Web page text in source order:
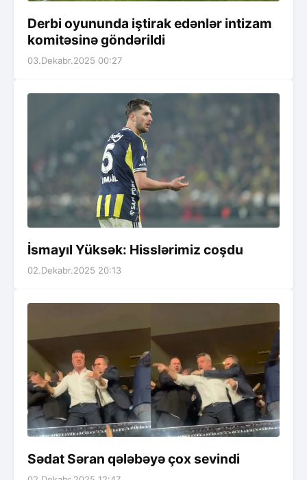
Derbi oyununda iştirak edənlər intizam
komitəsinə göndərildi
03.Dekabr.2025 00:27
İsmayıl Yüksək: Hisslərimiz coşdu
02.Dekabr.2025 20:13
Sədat Səran qələbəyə çox sevindi